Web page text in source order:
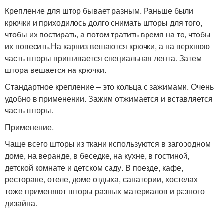
Крепление для штор бывает разным. Раньше были
крючки и приходилось долго снимать шторы для того,
чтобы их постирать, а потом тратить время на то, чтобы
их повесить.На карниз вешаются крючки, а на верхнюю
часть шторы пришивается специальная лента. Затем
штора вешается на крючки.
Стандартное крепление – это кольца с зажимами. Очень
удобно в применении. Зажим отжимается и вставляется
часть шторы.
Применение.
Чаще всего шторы из ткани используются в загородном
доме, на веранде, в беседке, на кухне, в гостиной,
детской комнате и детском саду. В поезде, кафе,
ресторане, отеле, доме отдыха, санатории, хостелах
тоже применяют шторы разных материалов и разного
дизайна.